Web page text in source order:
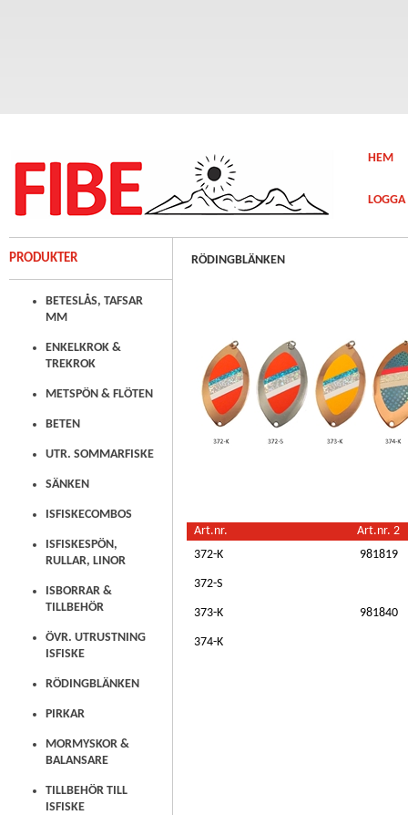
HEM
PRODUKTER
BETESLÅS, TAFSAR
MM
ENKELKROK &
TREKROK
METSPÖN & FLÖTEN
BETEN
UTR. SOMMARFISKE
SÄNKEN
ISFISKECOMBOS
ISFISKESPÖN,
RULLAR, LINOR
ISBORRAR &
TILLBEHÖR
ÖVR. UTRUSTNING
ISFISKE
RÖDINGBLÄNKEN
PIRKAR
MORMYSKOR &
BALANSARE
TILLBEHÖR TILL
ISFISKE
RÖDINGBLÄNKEN
Art.nr.
Art.nr. 2
372-K
981819
372-S
373-K 981840
374-K